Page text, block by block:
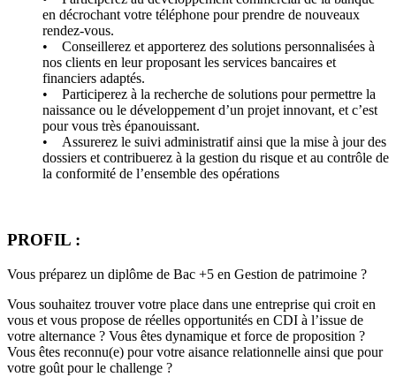
en décrochant votre téléphone pour prendre de nouveaux
rendez-vous.
• Conseillerez et apporterez des solutions personnalisées à
nos clients en leur proposant les services bancaires et
financiers adaptés.
• Participerez à la recherche de solutions pour permettre la
naissance ou le développement d’un projet innovant, et c’est
pour vous très épanouissant.
• Assurerez le suivi administratif ainsi que la mise à jour des
dossiers et contribuerez à la gestion du risque et au contrôle de
la conformité de l’ensemble des opérations
PROFIL :
Vous préparez un diplôme de Bac +5 en Gestion de patrimoine ?
Vous souhaitez trouver votre place dans une entreprise qui croit en
vous et vous propose de réelles opportunités en CDI à l’issue de
votre alternance ? Vous êtes dynamique et force de proposition ?
Vous êtes reconnu(e) pour votre aisance relationnelle ainsi que pour
votre goût pour le challenge ?